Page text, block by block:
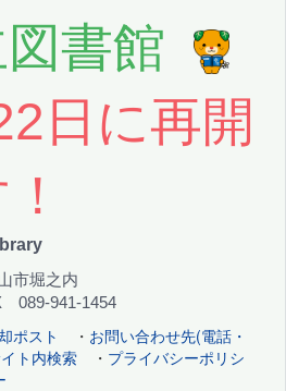
書館
日に再開
市堀之内
089-941-1454
ポスト ・ お問い合わせ先(電話・
ト内検索 ・ プライバシーポリシ